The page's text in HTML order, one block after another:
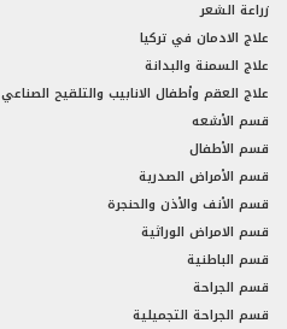
زراعة الشعر
علاج الادمان في تركيا
علاج السمنة والبدانة
علاج العقم وأطفال الانابيب والتلقيح الصناعي
قسم الأشعه
قسم الأطفال
قسم الأمراض الصدرية
قسم الأنف والأذن والحنجرة
قسم الامراض الوراثية
قسم الباطنية
قسم الجراحة
قسم الجراحة التجميلية